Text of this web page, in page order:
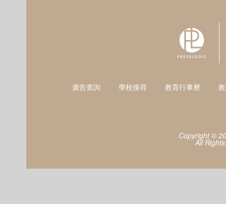
廣告查詢 學校搜尋 教育行事曆
Copyright ©
All